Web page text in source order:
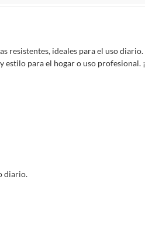
tienen:
productos para asfalto, hormigón,
productos para asfalto.
línea blanca, colchones,
alimenticios, vitaminas.
resistentes, ideales para el uso
estilo para el hogar o uso profesional.
diario.